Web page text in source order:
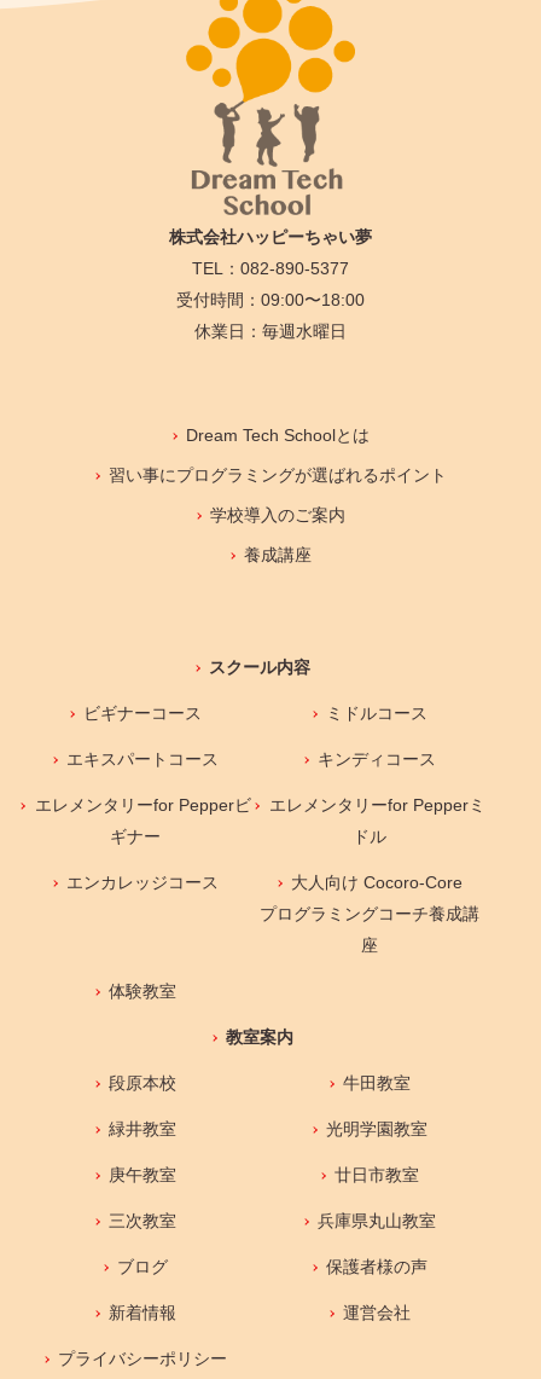
株式会社ハッピーちゃい夢
TEL：082-890-5377
受付時間：09:00〜18:00
休業日：毎週水曜日
Dream Tech Schoolとは
習い事にプログラミングが選ばれるポイント
学校導入のご案内
養成講座
スクール内容
ビギナーコース ミドルコース
エキスパートコース キンディコース
エレメンタリーfor Pepperビ
ギナー
エレメンタリーfor Pepperミ
ドル
エンカレッジコース
大人向け Cocoro-Core
プログラミングコーチ養成講
座
体験教室
教室案内
段原本校 牛田教室
緑井教室 光明学園教室
庚午教室 廿日市教室
三次教室 兵庫県丸山教室
ブログ 保護者様の声
新着情報 運営会社
プライバシーポリシー